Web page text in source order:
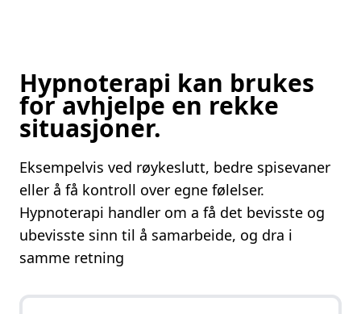
Hypnoterapi kan brukes
for avhjelpe en rekke
situasjoner.
Eksempelvis ved røykeslutt, bedre spisevaner
eller å få kontroll over egne følelser.
Hypnoterapi handler om a få det bevisste og
ubevisste sinn til å samarbeide, og dra i
samme retning